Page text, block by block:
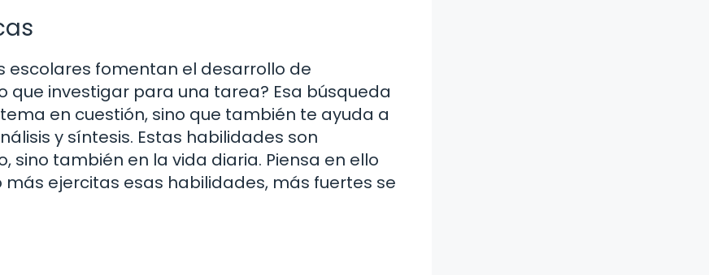
fomentan el desarrollo de
que investigar para una tarea? Esa búsqueda
en cuestión, sino que también te ayuda a
y síntesis. Estas habilidades son
también en la vida diaria. Piensa en ello
ejercitas esas habilidades, más fuertes se